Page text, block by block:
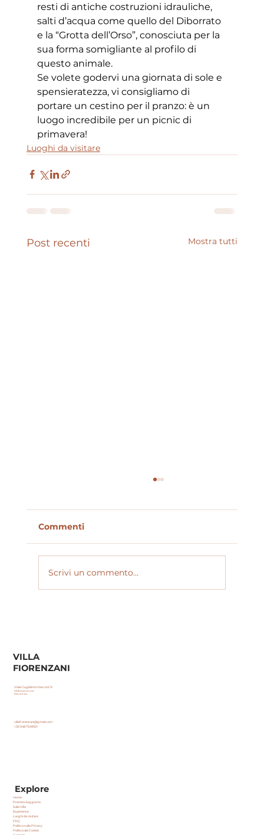
resti di antiche costruzioni idrauliche,
salti d’acqua come quello del Diborrato
e la “Grotta dell’Orso”, conosciuta per la
sua forma somigliante al profilo di
questo animale.
Se volete godervi una giornata di sole e
spensieratezza, vi consigliamo di
portare un cestino per il pranzo: è un
luogo incredibile per un picnic di
primavera!
Luoghi da visitare
Post recenti Mostra tutti
Commenti
Scrivi un commento...
VILLA
FIORENZANI
Viale Guglielmo Marconi 13
53030 Radicondoli
(Siena) Italia
Explore
Home
Prenota Soggiorno
Sulla Villa
Esperienze
Luoghi da visitare
FAQ
Politica sulla Privacy
Politica dei Cookie
villafiorenzani@gmail.com
+39 348 7349921